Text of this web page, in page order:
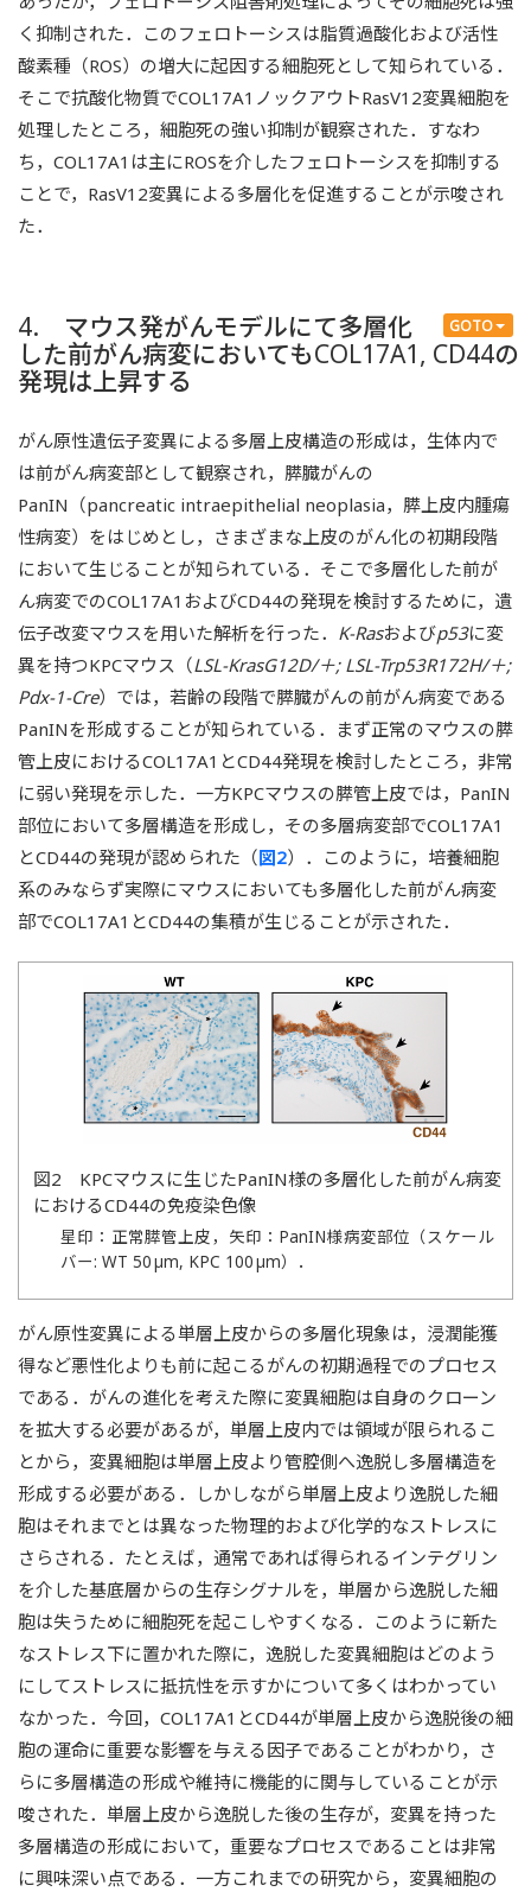
く抑制された．このフェロトーシスは脂質過酸化および活性
酸素種（ROS）の増大に起因する細胞死として知られている．
そこで抗酸化物質でCOL17A1ノックアウトRasV12変異細胞を
処理したところ，細胞死の強い抑制が観察された．すなわ
ち，COL17A1は主にROSを介したフェロトーシスを抑制する
ことで，RasV12変異による多層化を促進することが示唆され
た．
GOTO
4. マウス発がんモデルにて多層化
した前がん病変においてもCOL17A1, CD44の
発現は上昇する
がん原性遺伝子変異による多層上皮構造の形成は，生体内で
は前がん病変部として観察され，膵臓がんの
PanIN（pancreatic intraepithelial neoplasia，膵上皮内腫瘍
性病変）をはじめとし，さまざまな上皮のがん化の初期段階
において生じることが知られている．そこで多層化した前が
ん病変でのCOL17A1およびCD44の発現を検討するために，遺
伝子改変マウスを用いた解析を行った． K-Rasおよびp53に変
異を持つKPCマウス（LSL-KrasG12D/＋; LSL-Trp53R172H/＋;
Pdx-1-Cre）では，若齢の段階で膵臓がんの前がん病変である
PanINを形成することが知られている．まず正常のマウスの膵
管上皮におけるCOL17A1とCD44発現を検討したところ，非常
に弱い発現を示した．一方KPCマウスの膵管上皮では，PanIN
部位において多層構造を形成し，その多層病変部でCOL17A1
とCD44の発現が認められた（図2）．このように，培養細胞
系のみならず実際にマウスにおいても多層化した前がん病変
部でCOL17A1とCD44の集積が生じることが示された．
図2 KPCマウスに生じたPanIN様の多層化した前がん病変
におけるCD44の免疫染色像
星印：正常膵管上皮，矢印：PanIN様病変部位（スケール
バー: WT 50 µm, KPC 100 µm）．
がん原性変異による単層上皮からの多層化現象は，浸潤能獲
得など悪性化よりも前に起こるがんの初期過程でのプロセス
である．がんの進化を考えた際に変異細胞は自身のクローン
を拡大する必要があるが，単層上皮内では領域が限られるこ
とから，変異細胞は単層上皮より管腔側へ逸脱し多層構造を
形成する必要がある．しかしながら単層上皮より逸脱した細
胞はそれまでとは異なった物理的および化学的なストレスに
さらされる．たとえば，通常であれば得られるインテグリン
を介した基底層からの生存シグナルを，単層から逸脱した細
胞は失うために細胞死を起こしやすくなる．このように新た
なストレス下に置かれた際に，逸脱した変異細胞はどのよう
にしてストレスに抵抗性を示すかについて多くはわかってい
なかった．今回，COL17A1とCD44が単層上皮から逸脱後の細
胞の運命に重要な影響を与える因子であることがわかり，さ
らに多層構造の形成や維持に機能的に関与していることが示
唆された．単層上皮から逸脱した後の生存が，変異を持った
多層構造の形成において，重要なプロセスであることは非常
に興味深い点である．一方これまでの研究から，変異細胞の